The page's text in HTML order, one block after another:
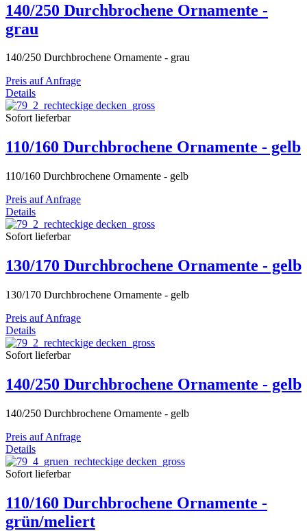
140/250 Durchbrochene Ornamente -
grau
140/250 Durchbrochene Ornamente - grau
Preis auf Anfrage
Details
Sofort lieferbar
110/160 Durchbrochene Ornamente - gelb
110/160 Durchbrochene Ornamente - gelb
Preis auf Anfrage
Details
Sofort lieferbar
130/170 Durchbrochene Ornamente - gelb
130/170 Durchbrochene Ornamente - gelb
Preis auf Anfrage
Details
Sofort lieferbar
140/250 Durchbrochene Ornamente - gelb
140/250 Durchbrochene Ornamente - gelb
Preis auf Anfrage
Details
Sofort lieferbar
110/160 Durchbrochene Ornamente -
grün/meliert